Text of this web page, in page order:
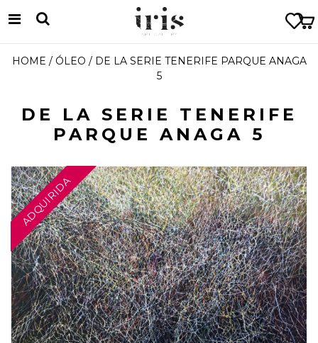
HOME / ÓLEO / DE LA SERIE TENERIFE PARQUE ANAGA
5
DE LA SERIE TENERIFE
PARQUE ANAGA 5